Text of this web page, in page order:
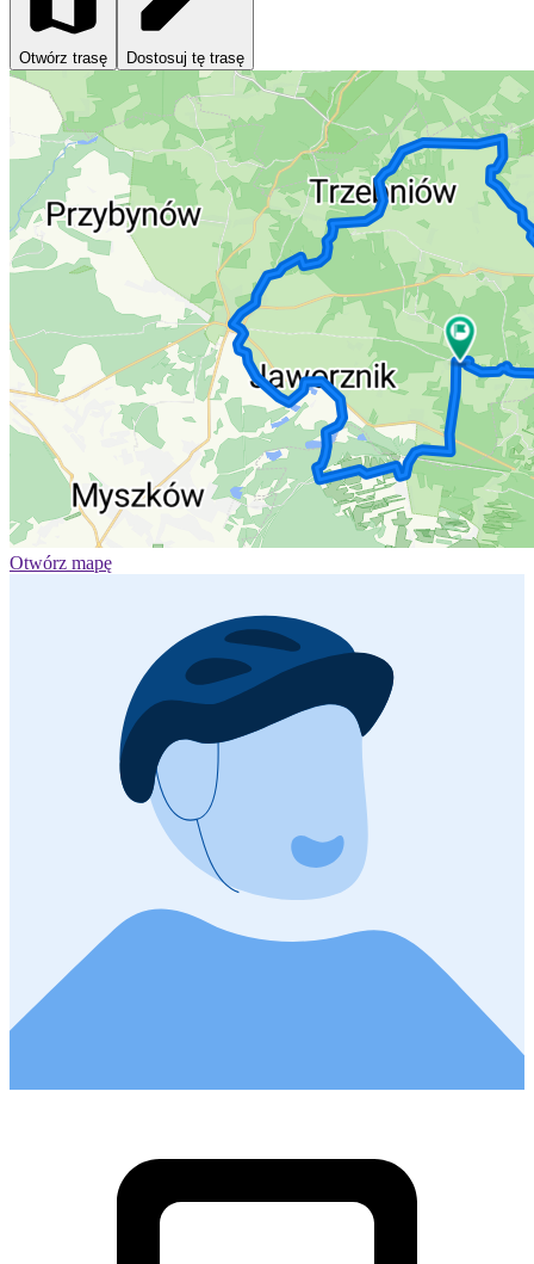
Otwórz trasę Dostosuj tę trasę
Otwórz mapę